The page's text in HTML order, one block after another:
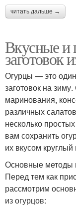
читать дальше →
Вкусные и
заготовок
Огурцы — это
заготовок на
маринования,
различных
несколько
вам сохранить
их вкусом круглый
Основные методы
Перед тем как
рассмотрим
из огурцов: